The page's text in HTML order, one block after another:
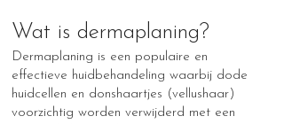
Wat is dermaplaning?
Dermaplaning is een populaire en
effectieve huidbehandeling waarbij dode
huidcellen en donshaartjes (vellushaar)
voorzichtig worden verwijderd met een